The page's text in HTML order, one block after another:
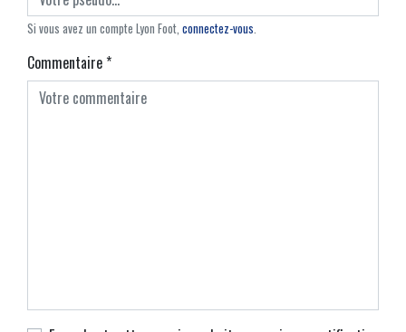
Si vous avez un compte Lyon Foot, connectez-vous.
Commentaire*